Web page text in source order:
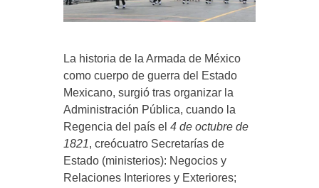
La historia de la Armada de México
como cuerpo de guerra del Estado
Mexicano, surgió tras organizar la
Administración Pública, cuando la
Regencia del país el 4 de octubre de
1821, creócuatro Secretarías de
Estado (ministerios): Negocios y
Relaciones Interiores y Exteriores;